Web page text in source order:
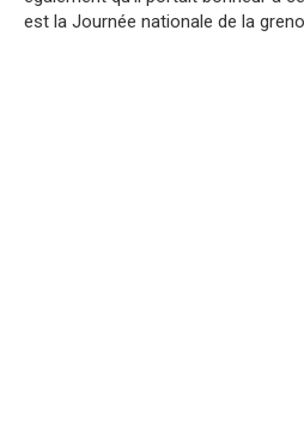
est la Journée nationale de la